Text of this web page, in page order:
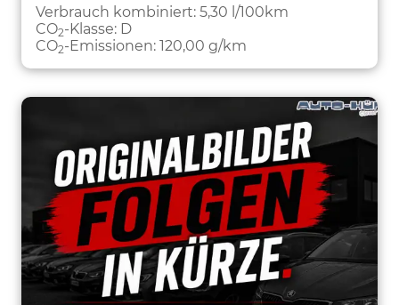
Verbrauch kombiniert: 5,30 l/100km
CO2-Klasse: D
CO2-Emissionen: 120,00 g/km